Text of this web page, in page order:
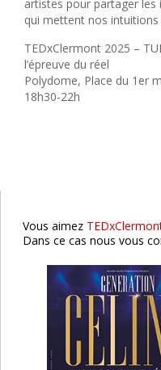
artistes pour partager les
qui mettent nos intuitions
TEDxClermont 2025 –
l’épreuve du réel
Polydome, Place du 1er
18h30-22h
Vous aimez
Dans ce cas nous vous